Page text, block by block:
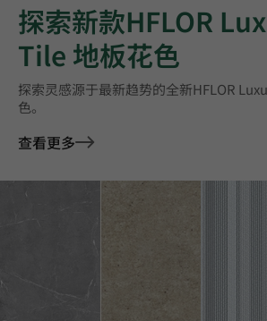
探索新款HFLOR
Tile 地板花色
探索灵感源于最新趋势的全新HFLOR
色。
查看更多